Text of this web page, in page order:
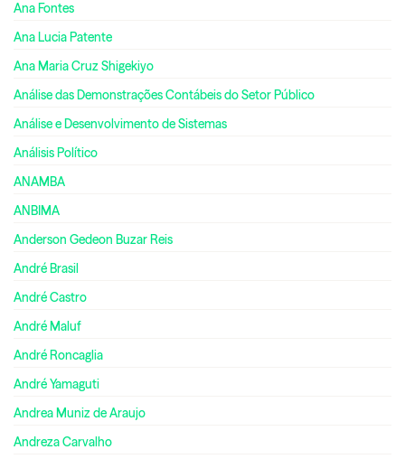
Ana Fontes
Ana Lucia Patente
Ana Maria Cruz Shigekiyo
Análise das Demonstrações Contábeis do Setor Público
Análise e Desenvolvimento de Sistemas
Análisis Político
ANAMBA
ANBIMA
Anderson Gedeon Buzar Reis
André Brasil
André Castro
André Maluf
André Roncaglia
André Yamaguti
Andrea Muniz de Araujo
Andreza Carvalho